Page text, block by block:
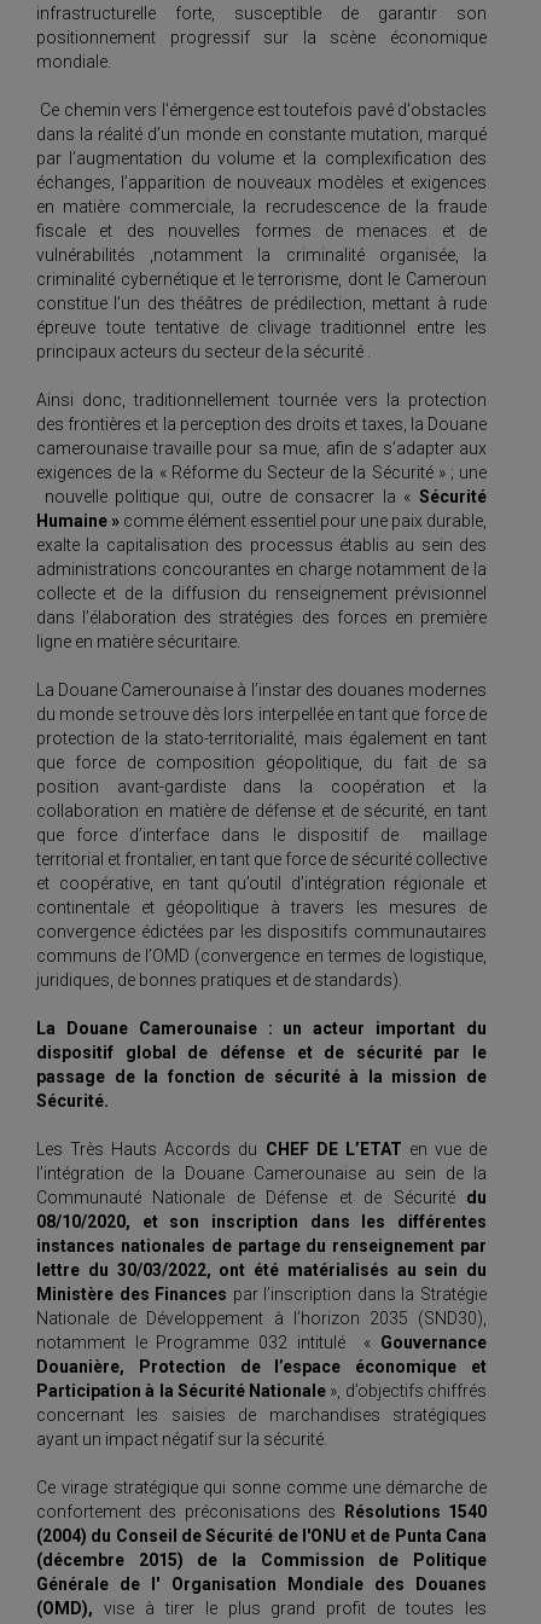
infrastructurelle forte, susceptible de garantir son
positionnement progressif sur la scène économique
mondiale.
Ce chemin vers l'émergence est toutefois pavé d'obstacles
dans la réalité d’un monde en constante mutation, marqué
par l’augmentation du volume et la complexification des
échanges, l’apparition de nouveaux modèles et exigences
en matière commerciale, la recrudescence de la fraude
fiscale et des nouvelles formes de menaces et de
vulnérabilités ,notamment la criminalité organisée, la
criminalité cybernétique et le terrorisme, dont le Cameroun
constitue l’un des théâtres de prédilection, mettant à rude
épreuve toute tentative de clivage traditionnel entre les
principaux acteurs du secteur de la sécurité .
Ainsi donc, traditionnellement tournée vers la protection
des frontières et la perception des droits et taxes, la Douane
camerounaise travaille pour sa mue, afin de s’adapter aux
exigences de la « Réforme du Secteur de la Sécurité » ; une
nouvelle politique qui, outre de consacrer la « Sécurité
Humaine » comme élément essentiel pour une paix durable,
exalte la capitalisation des processus établis au sein des
administrations concourantes en charge notamment de la
collecte et de la diffusion du renseignement prévisionnel
dans l’élaboration des stratégies des forces en première
ligne en matière sécuritaire.
La Douane Camerounaise à l’instar des douanes modernes
du monde se trouve dès lors interpellée en tant que force de
protection de la stato-territorialité, mais également en tant
que force de composition géopolitique, du fait de sa
position avant-gardiste dans la coopération et la
collaboration en matière de défense et de sécurité, en tant
que force d’interface dans le dispositif de maillage
territorial et frontalier, en tant que force de sécurité collective
et coopérative, en tant qu’outil d’intégration régionale et
continentale et géopolitique à travers les mesures de
convergence édictées par les dispositifs communautaires
communs de l’OMD (convergence en termes de logistique,
juridiques, de bonnes pratiques et de standards).
La Douane Camerounaise : un acteur important du
dispositif global de défense et de sécurité par le
passage de la fonction de sécurité à la mission de
Sécurité.
Les Très Hauts Accords du CHEF DE L’ETAT en vue de
l’intégration de la Douane Camerounaise au sein de la
Communauté Nationale de Défense et de Sécurité du
08/10/2020, et son inscription dans les différentes
instances nationales de partage du renseignement par
lettre du 30/03/2022, ont été matérialisés au sein du
Ministère des Finances par l’inscription dans la Stratégie
Nationale de Développement à l’horizon 2035 (SND30),
notamment le Programme 032 intitulé « Gouvernance
Douanière, Protection de l’espace économique et
Participation à la Sécurité Nationale », d’objectifs chiffrés
concernant les saisies de marchandises stratégiques
ayant un impact négatif sur la sécurité.
Ce virage stratégique qui sonne comme une démarche de
confortement des préconisations des
Résolutions 1540
(2004) du Conseil de Sécurité de l'ONU et de Punta Cana
(décembre 2015) de la Commission de Politique
Générale de l' Organisation Mondiale des Douanes
(OMD), vise à tirer le plus grand profit de toutes les